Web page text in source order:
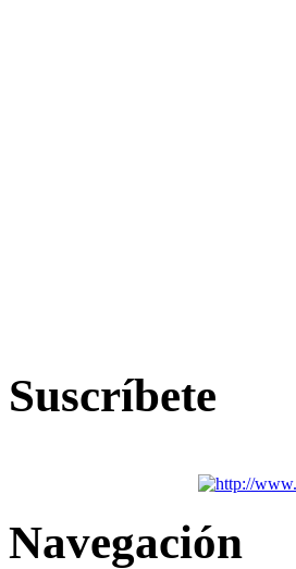
Suscríbete
Navegación